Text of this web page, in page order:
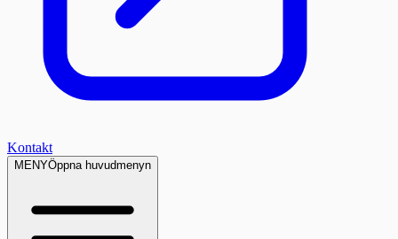
Kontakt
MENYÖppna huvudmenyn